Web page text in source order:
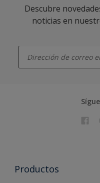
Descubre
noticias en
Productos